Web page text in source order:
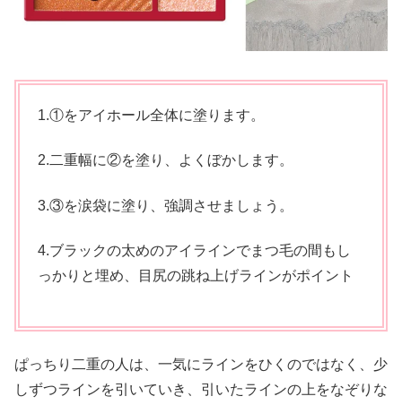
1.①をアイホール全体に塗ります。
2.二重幅に②を塗り、よくぼかします。
3.③を涙袋に塗り、強調させましょう。
4.ブラックの太めのアイラインでまつ毛の間もし
っかりと埋め、目尻の跳ね上げラインがポイント
ぱっちり二重の人は、一気にラインをひくのではなく、少
しずつラインを引いていき、引いたラインの上をなぞりな